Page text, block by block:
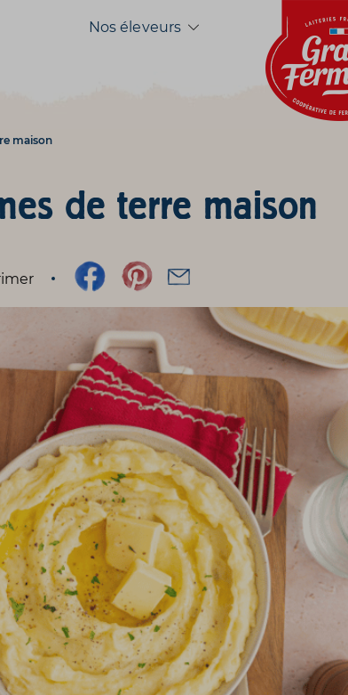
Nos éleveurs
maison
de terre maison